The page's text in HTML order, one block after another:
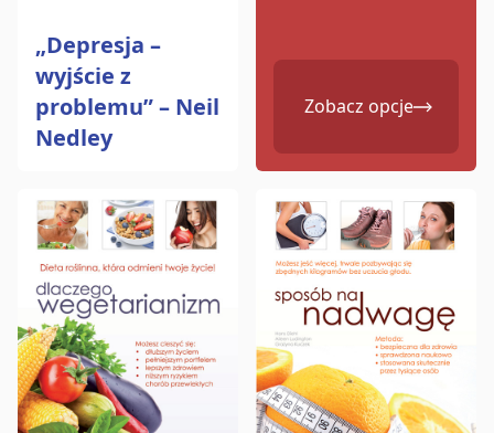
„Depresja –
wyjście z
problemu” – Neil
Nedley
Zobacz opcje